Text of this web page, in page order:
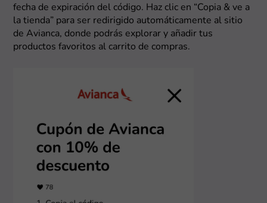
fecha de expiración del código. Haz clic en “Copia & ve a
la tienda” para ser redirigido automáticamente al sitio
de Avianca, donde podrás explorar y añadir tus
productos favoritos al carrito de compras.